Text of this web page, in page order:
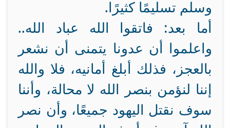
وسلم تسليمًا كثيرًا.
أما بعد: فاتقوا الله عباد الله..
واعلموا أن عدونا يتمنى أن نشعر
بالعجز، فذلك أبلغ أمانيه، فلا والله
إننا لنؤمن بنصر الله لا محالة، وأننا
سوف نقتل اليهود جميعًا، وأن نصر